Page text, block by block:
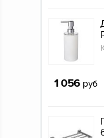
1 056 руб